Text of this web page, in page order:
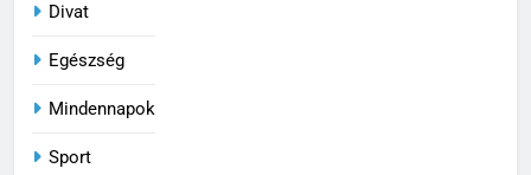
Divat
Egészség
Mindennapok
Sport
8